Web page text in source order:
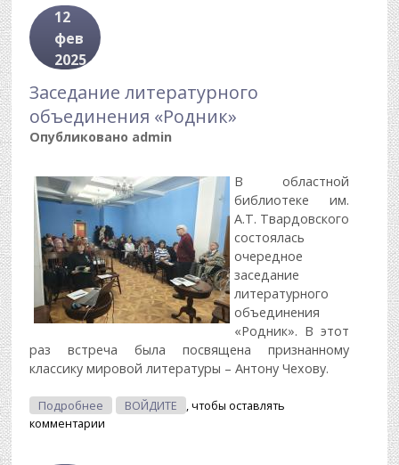
12
фев
2025
Заседание литературного
объединения «Родник»
Опубликовано admin
В областной
библиотеке им.
А.Т. Твардовского
состоялась
очередное
заседание
литературного
объединения
«Родник». В этот
раз встреча была посвящена признанному
классику мировой литературы – Антону Чехову.
Подробнее О Заседание Литературного Объединения
«Родник»
ВОЙДИТЕ
, чтобы оставлять
комментарии